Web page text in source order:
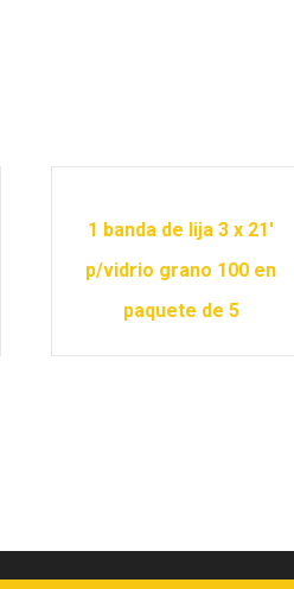
1 banda de lija 3 x 21′
p/vidrio grano 100 en
paquete de 5